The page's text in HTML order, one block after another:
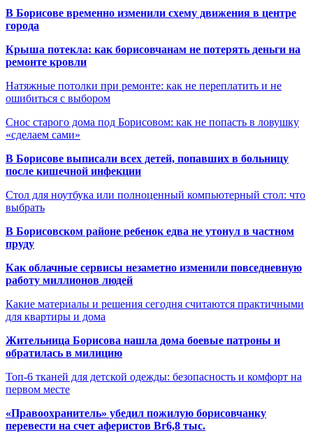
В Борисове временно изменили схему движения в центре
города
Крыша потекла: как борисовчанам не потерять деньги на
ремонте кровли
Натяжные потолки при ремонте: как не переплатить и не
ошибиться с выбором
Снос старого дома под Борисовом: как не попасть в ловушку
«сделаем сами»
В Борисове выписали всех детей, попавших в больницу
после кишечной инфекции
Стол для ноутбука или полноценный компьютерный стол: что
выбрать
В Борисовском районе ребенок едва не утонул в частном
пруду
Как облачные сервисы незаметно изменили повседневную
работу миллионов людей
Какие материалы и решения сегодня считаются практичными
для квартиры и дома
Жительница Борисова нашла дома боевые патроны и
обратилась в милицию
Топ-6 тканей для детской одежды: безопасность и комфорт на
первом месте
«Правоохранитель» убедил пожилую борисовчанку
перевести на счет аферистов Br6,8 тыс.